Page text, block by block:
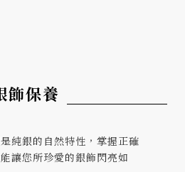
飾保養
純銀的自然特性，掌握正確
讓您所珍愛的銀飾閃亮如